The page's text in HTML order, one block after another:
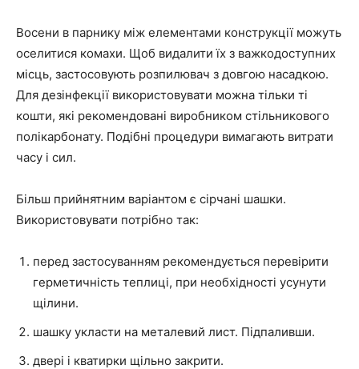
Восени в парнику між елементами конструкції можуть
оселитися комахи. Щоб видалити їх з важкодоступних
місць, застосовують розпилювач з довгою насадкою.
Для дезінфекції використовувати можна тільки ті
кошти, які рекомендовані виробником стільникового
полікарбонату. Подібні процедури вимагають витрати
часу і сил.
Більш прийнятним варіантом є сірчані шашки.
Використовувати потрібно так:
перед застосуванням рекомендується перевірити
герметичність теплиці, при необхідності усунути
щілини.
шашку укласти на металевий лист. Підпаливши.
двері і кватирки щільно закрити.